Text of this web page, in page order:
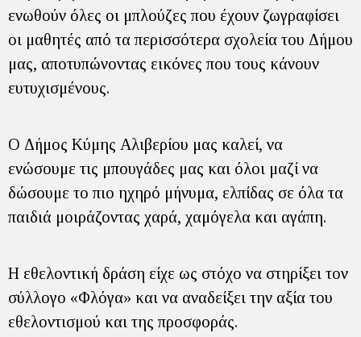
ενωθούν όλες οι μπλούζες που έχουν ζωγραφίσει
οι μαθητές από τα περισσότερα σχολεία του Δήμου
μας, αποτυπώνοντας εικόνες που τους κάνουν
ευτυχισμένους.
Ο Δήμος Κύμης Αλιβερίου μας καλεί, να
ενώσουμε τις μπουγάδες μας και όλοι μαζί να
δώσουμε το πιο ηχηρό μήνυμα, ελπίδας σε όλα τα
παιδιά μοιράζοντας χαρά, χαμόγελα και αγάπη.
Η εθελοντική δράση είχε ως στόχο να στηρίξει τον
σύλλογο «Φλόγα» και να αναδείξει την αξία του
εθελοντισμού και της προσφοράς.